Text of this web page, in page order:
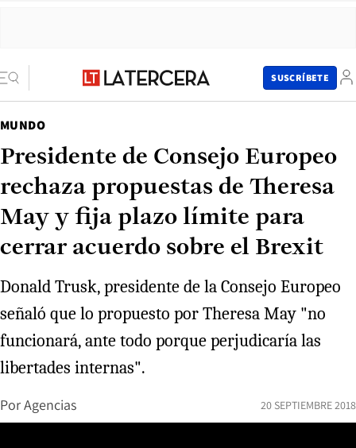
SUSCRÍBETE
MUNDO
Presidente de Consejo Europeo
rechaza propuestas de Theresa
May y fija plazo límite para
cerrar acuerdo sobre el Brexit
Donald Trusk, presidente de la Consejo Europeo
señaló que lo propuesto por Theresa May "no
funcionará, ante todo porque perjudicaría las
libertades internas".
PorAgencias 20 SEPTIEMBRE 2018